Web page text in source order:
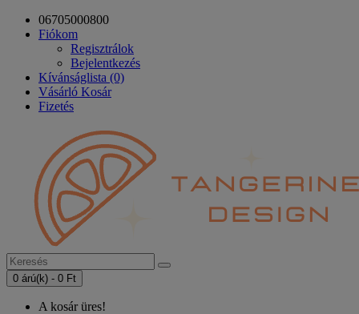
06705000800
Fiókom
Regisztrálok
Bejelentkezés
Kívánságlista (0)
Vásárló Kosár
Fizetés
0 árú(k) - 0 Ft
A kosár üres!